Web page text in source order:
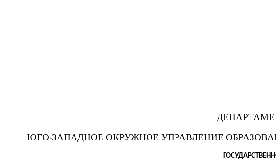
ЮГО-ЗАПАДНОЕ ОКРУЖНОЕ УПРАВЛЕНИЕ